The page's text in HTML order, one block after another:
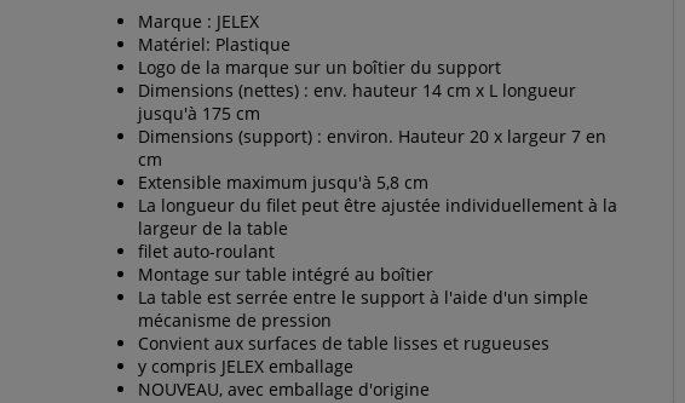
Marque : JELEX
Matériel: Plastique
Logo de la marque sur un boîtier du support
Dimensions (nettes) : env. hauteur 14 cm x L longueur
jusqu'à 175 cm
Dimensions (support) : environ. Hauteur 20 x largeur 7 en
cm
Extensible maximum jusqu'à 5,8 cm
La longueur du filet peut être ajustée individuellement à la
largeur de la table
filet auto-roulant
Montage sur table intégré au boîtier
La table est serrée entre le support à l'aide d'un simple
mécanisme de pression
Convient aux surfaces de table lisses et rugueuses
y compris JELEX emballage
NOUVEAU, avec emballage d'origine